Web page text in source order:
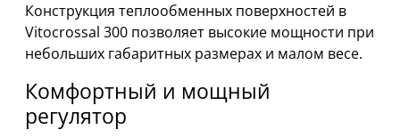
Конструкция теплообменных поверхностей в
Vitocrossal 300 позволяет высокие мощности при
небольших габаритных размерах и малом весе.
Комфортный и мощный
регулятор